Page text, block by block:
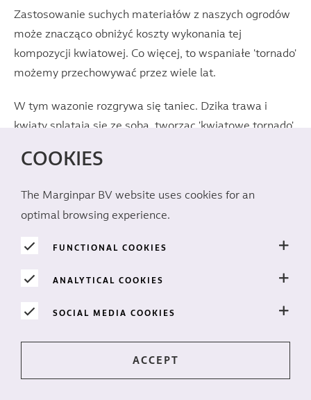
Zastosowanie suchych materiałów z naszych ogrodów
może znacząco obniżyć koszty wykonania tej
kompozycji kwiatowej. Co więcej, to wspaniałe 'tornado'
możemy przechowywać przez wiele lat.
W tym wazonie rozgrywa się taniec. Dzika trawa i
kwiaty splatają się ze sobą, tworząc 'kwiatowe tornado',
elementów, który spiralnie wznosi się ku górze, żywą
żywym arcydziele. Gdy kontemplujesz tę kreację,
Zobacz dziką elegancję, która wyłania się, gdy
akceptujemy piękno niedoskonałości.
COOKIES
The Marginpar BV website uses cookies for an
optimal browsing experience.
FUNCTIONAL COOKIES
ANALYTICAL COOKIES
SOCIAL MEDIA COOKIES